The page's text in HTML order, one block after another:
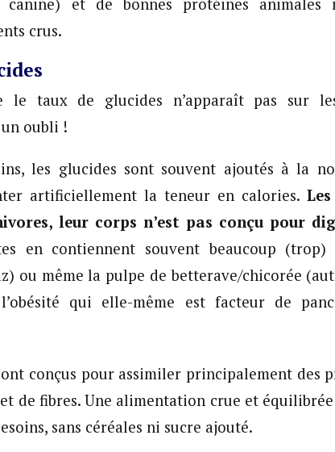
et de bonnes protéines animales
crus.
le taux de glucides n’apparaît pas sur
un oubli !
les glucides sont souvent ajoutés à la
artificiellement la teneur en calories.
leur corps n’est pas conçu pour
en contiennent souvent beaucoup
ou même la pulpe de betterave/chicorée
qui elle-même est facteur de
conçus pour assimiler principalement des
de fibres. Une alimentation crue et
sans céréales ni sucre ajouté.